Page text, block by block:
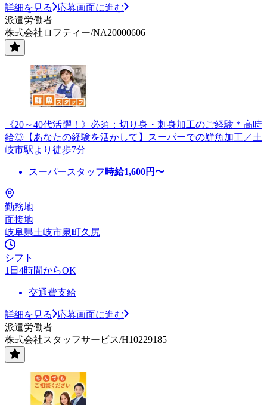
詳細を見る
応募画面に進む
派遣労働者
株式会社ロフティー/NA20000606
《20～40代活躍！》必須：切り身・刺身加工のご経験＊高時
給◎【あなたの経験を活かして】スーパーでの鮮魚加工／土
岐市駅より徒歩7分
スーパースタッフ 時給1,600円〜
勤務地
面接地
岐阜県土岐市泉町久尻
シフト
1日4時間からOK
交通費支給
詳細を見る
応募画面に進む
派遣労働者
株式会社スタッフサービス/H10229185